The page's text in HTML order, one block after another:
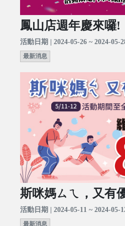
鳳山店週年慶來囉!
活動日期 | 2024-05-26 ~ 2024-05-
最新消息
斯咪媽ㄙㄟ，又有
活動日期 | 2024-05-11 ~ 2024-05-
最新消息